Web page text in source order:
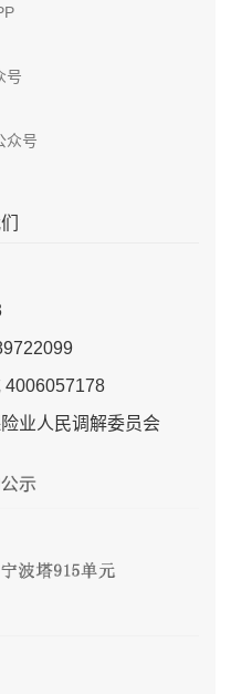
号
众号
4006057178
业人民调解委员会